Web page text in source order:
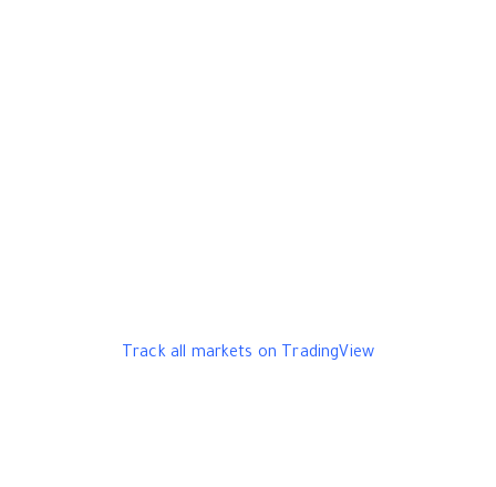
Track all markets on TradingView